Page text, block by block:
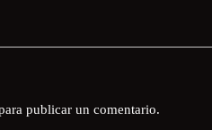
publicar un comentario.